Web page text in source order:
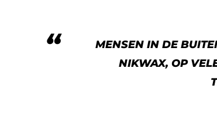
MENSEN IN DE
NIKWAX, OP